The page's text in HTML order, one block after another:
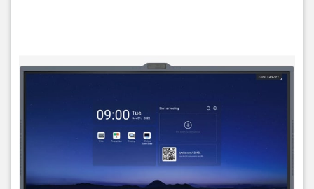
Ống kính: 48MP + 8MP
Zoom quang học: 3X
Tính năng: Auto framing, Speaker
checking